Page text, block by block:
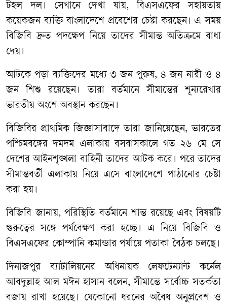
টহল দল। সেখানে দেখা যায়, বিএসএফের সহায়তায়
কয়েকজন ব্যক্তি বাংলাদেশে প্রবেশের চেষ্টা করছেন। এ সময়
বিজিবি দ্রুত পদক্ষেপ নিয়ে তাদের সীমান্ত অতিক্রমে বাধা
দেয়।
আটকে পড়া ব্যক্তিদের মধ্যে ৩ জন পুরুষ, ৪ জন নারী ও ৪
জন শিশু রয়েছেন। তারা বর্তমানে সীমান্তের শূন্যরেখার
ভারতীয় অংশে অবস্থান করছেন।
বিজিবির প্রাথমিক জিজ্ঞাসাবাদে তারা জানিয়েছেন, ভারতের
পশ্চিমবঙ্গের দমদম এলাকায় বসবাসকালে গত ২৬ মে সে
দেশের আইনশৃঙ্খলা বাহিনী তাদের আটক করে। পরে তাদের
সীমান্তবর্তী এলাকায় নিয়ে এসে বাংলাদেশে পাঠানোর চেষ্টা
করা হয়।
বিজিবি জানায়, পরিস্থিতি বর্তমানে শান্ত রয়েছে এবং বিষয়টি
গুরুত্বের সঙ্গে পর্যবেক্ষণ করা হচ্ছে। এ নিয়ে বিজিবি ও
বিএসএফের কোম্পানি কমান্ডার পর্যায়ে পতাকা বৈঠক চলছে।
দিনাজপুর ব্যাটালিয়নের অধিনায়ক লেফটেন্যান্ট কর্নেল
আবদুল্লাহ আল মঈন হাসান বলেন, সীমান্তে সর্বোচ্চ সতর্কতা
বজায় রাখা হয়েছে। যেকোনো ধরনের অবৈধ অনুপ্রবেশ ও